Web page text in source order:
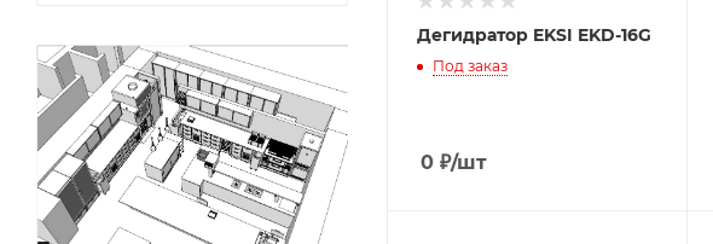
Дегидратор EKSI EKD-16G
Под заказ
0 ₽/шт